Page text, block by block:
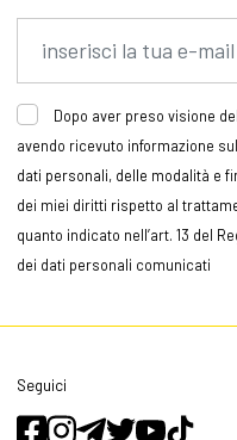
Dopo aver preso visione
avendo ricevuto informazione
dati personali, delle modalità e
dei miei diritti rispetto al
quanto indicato nell’art. 13 del
dei dati personali comunicati
Seguici